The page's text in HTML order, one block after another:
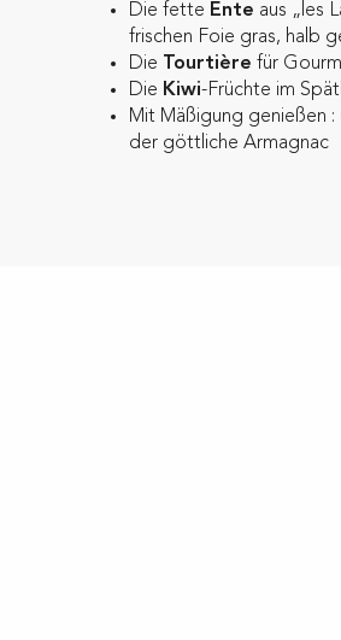
Die fette Ente aus „les
frischen Foie gras, halb
Die
Tourtière für
Die Kiwi-Früchte im
Mit Mäßigung genießen :
der göttliche Armagnac